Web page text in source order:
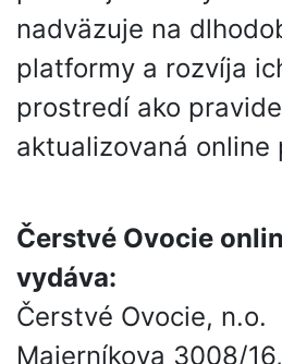
nadväzuje na
platformy a rozvíja
prostredí ako
aktualizovaná online
Čerstvé Ovocie
vydáva:
Čerstvé Ovocie, n.o.
Majerníkova 3008/